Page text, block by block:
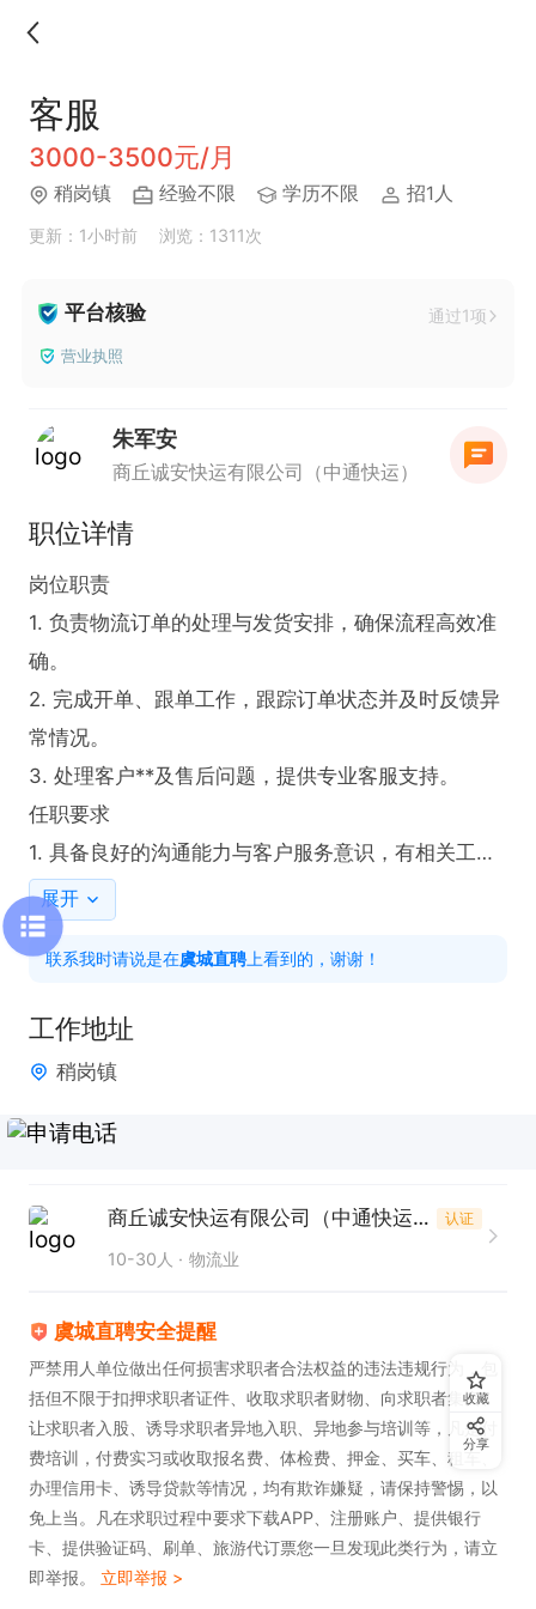
客服
3000-3500元/月
稍岗镇 经验不限 学历不限 招1人
更新：1小时前 浏览：1311次
平台核验 通过1项
营业执照
朱军安
商丘诚安快运有限公司（中通快运）
职位详情
岗位职责
1. 负责物流订单的处理与发货安排，确保流程高效准
确。
2. 完成开单、跟单工作，跟踪订单状态并及时反馈异
常情况。
3. 处理客户**及售后问题，提供专业客服支持。
任职要求
1. 具备良好的沟通能力与客户服务意识，有相关工作
经验者**。
2. 熟悉物流及订单处理流程，能熟练使用办公软件及
ERP系统。
展开
联系我时请说是在虞城直聘 上看到的，谢谢！
工作地址
稍岗镇
商丘诚安快运有限公司（中通快运） 认证
10-30人 物流业
虞城直聘安全提醒
严禁用人单位做出任何损害求职者合法权益的违法违规行为，包
括但不限于扣押求职者证件、收取求职者财物、向求职者集资、
让求职者入股、诱导求职者异地入职、异地参与培训等，凡是付
费培训，付费实习或收取报名费、体检费、押金、买车、租车、
办理信用卡、诱导贷款等情况，均有欺诈嫌疑，请保持警惕，以
免上当。凡在求职过程中要求下载APP、注册账户、提供银行
卡、提供验证码、刷单、旅游代订票您一旦发现此类行为，请立
即举报。 立即举报 >
收藏
分享